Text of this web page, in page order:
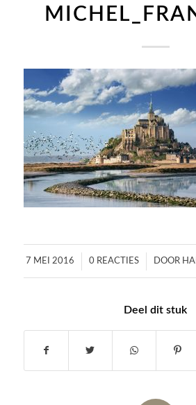
7 MEI 2016
/ 0 REACTIES
/ DOOR
Deel dit stuk